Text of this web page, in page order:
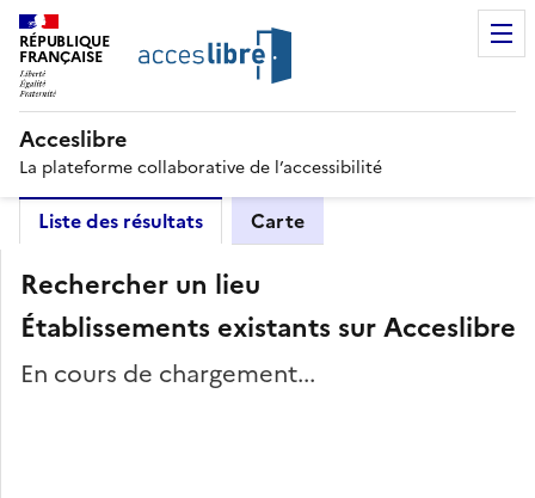
RÉPUBLIQUE
FRANÇAISE
Acceslibre
La plateforme collaborative de l’accessibilité
Liste des résultats Carte
Rechercher un lieu
Établissements existants sur Acceslibre
En cours de chargement...